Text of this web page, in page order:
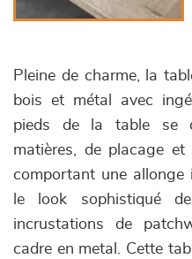
Pleine de charme, la
bois et métal avec
pieds de la table se
matières, de placage
comportant une allonge
le look sophistiqué
incrustations de
cadre en metal. Cette